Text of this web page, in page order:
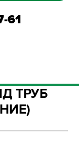
61
ТРУБ